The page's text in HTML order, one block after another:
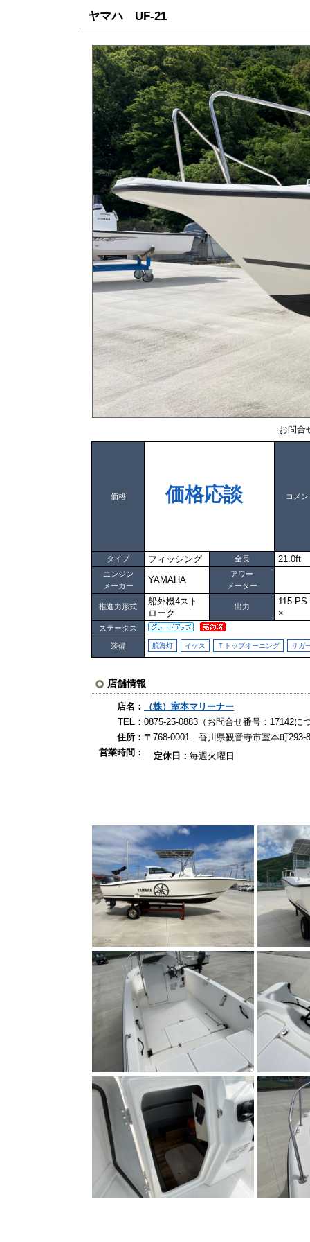
ヤマハ UF-21
お問
価格 価格応談 コメン
タイプ フィッシング 全長 21.0ft
エンジン
メーカー
YAMAHA
アワー
メーター
推進力形式
船外機4スト
ローク
出力
115
×
ステータス
装備 航海灯 イケス Ｔトップオーニング リガ
店舗情報
店名：
（株）室本マリーナー
TEL：0875-25-0883（お問合せ番号：17142に
住所：〒768-0001 香川県観音寺市室本町293-
営業時間：
定休日： 毎週火曜日